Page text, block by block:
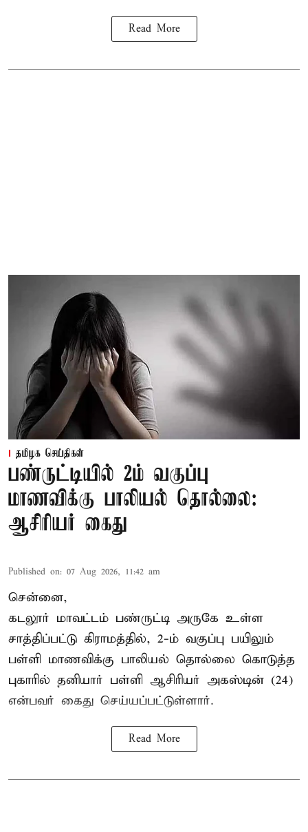
Read More
தமிழக செய்திகள்
பண்ருட்டியில் 2ம் வகுப்பு
மாணவிக்கு பாலியல் தொல்லை:
ஆசிரியர் கைது
Published on: 07 Aug 2026, 11:42 am
சென்னை,
கடலூர் மாவட்டம் பண்ருட்டி அருகே உள்ள
சாத்திப்பட்டு கிராமத்தில், 2-ம் வகுப்பு பயிலும்
பள்ளி மாணவிக்கு பாலியல் தொல்லை கொடுத்த
புகாரில் தனியார் பள்ளி ஆசிரியர் அகஸ்டின் (24)
என்பவர் கைது செய்யப்பட்டுள்ளார்.
Read More